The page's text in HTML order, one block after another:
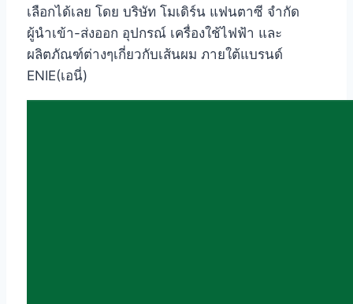
เลือกได้เลย โดย บริษัท โมเดิร์น แฟนตาซี จำกัด
ผู้นำเข้า-ส่งออก อุปกรณ์ เครื่องใช้ไฟฟ้า และ
ผลิตภัณฑ์ต่างๆเกี่ยวกับเส้นผม ภายใต้แบรนด์
ENIE(เอนี่)